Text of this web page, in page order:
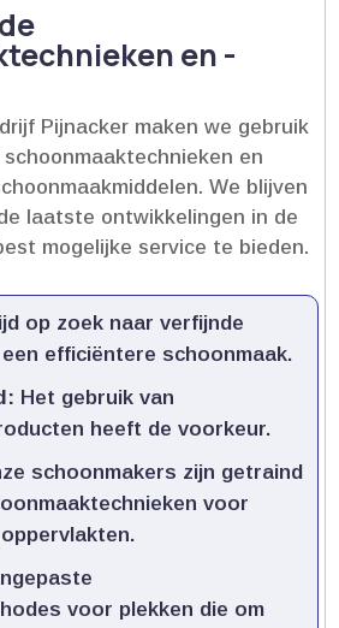
en -
Pijnacker maken we gebruik
en
We blijven
laatste ontwikkelingen in de
mogelijke service te bieden.​
op zoek naar verfijnde
efficiëntere schoonmaak.​
Het gebruik van
heeft de voorkeur.​
schoonmakers zijn getraind
voor
voor plekken die om